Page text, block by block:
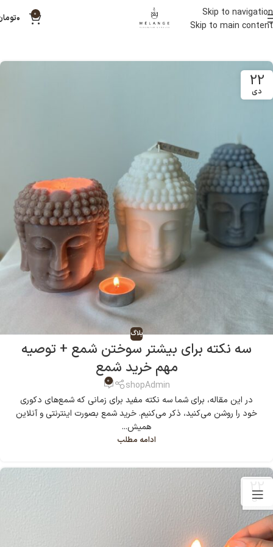
Skip to navigation
Skip to main content
0 ۰
22
دی
بلاگ
سه نکته برای بیشتر سوختن شمع + توصیه
مهم خرید شمع
shopAdmin
0
در این مقاله، برای شما سه نکته مفید برای زمانی که شمع‌های دکوری
خود را روشن می‌کنید، ذکر می‌کنیم. خرید شمع بصورت اینترنتی و آنلاین
همیش...
ادامه مطلب
22
دی